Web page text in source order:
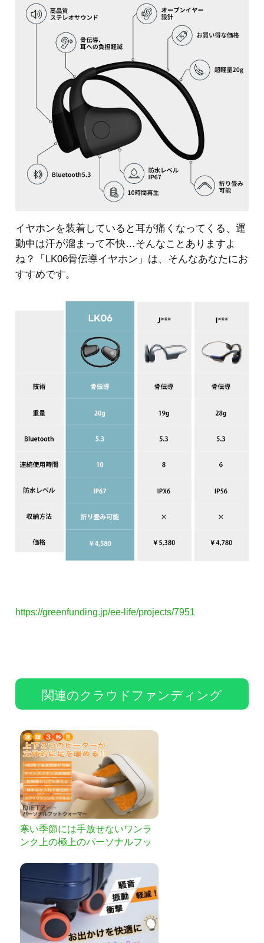
イヤホンを装着していると耳が痛くなってくる、運
動中は汗が溜まって不快…そんなことありますよ
ね？「LK06骨伝導イヤホン」は、そんなあなたにお
すすめです。
https://greenfunding.jp/ee-life/projects/7951
関連のクラウドファンディング
寒い季節には手放せないワンラ
ンク上の極上のパーソナルフッ